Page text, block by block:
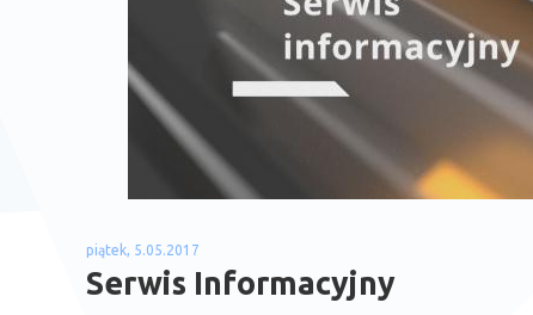
piątek, 5.05.2017
Serwis Informacyjny